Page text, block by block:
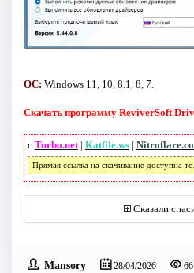
ОС: Windows 11, 10, 8.1, 8, 7.
Скачать программу ReviverSoft
с Turbo.net| Katfile.ws|
Прямая ссылка на скачивание доступна
Сказали
Mansory 28/04/2026 66